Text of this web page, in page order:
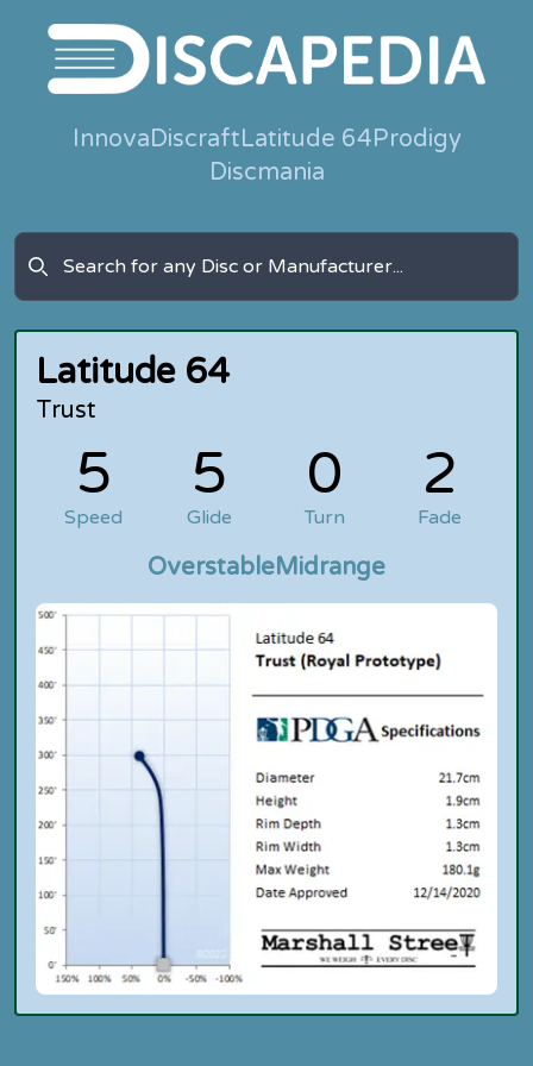
InnovaDiscraftLatitude 64Prodigy
Discmania
Latitude 64
Trust
5 5 0 2
Speed Glide Turn Fade
OverstableMidrange